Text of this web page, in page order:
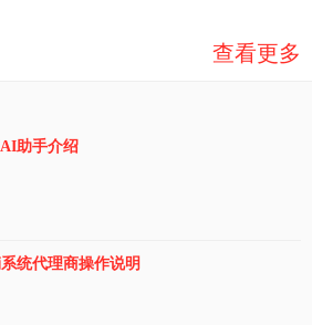
查看更多
助手介绍
统代理商操作说明